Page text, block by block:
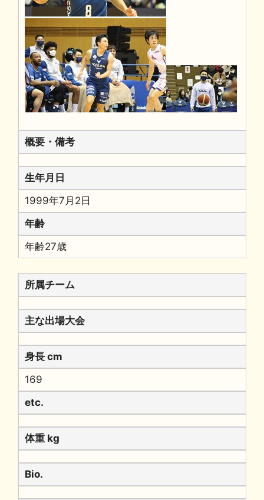
概要・備考
生年月日
1999年7月2日
年齢
年齢27歳
所属チーム
主な出場大会
身長 cm
169
etc.
体重 kg
Bio.